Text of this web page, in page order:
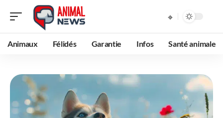
Animaux Félidés Garantie Infos Santé animale